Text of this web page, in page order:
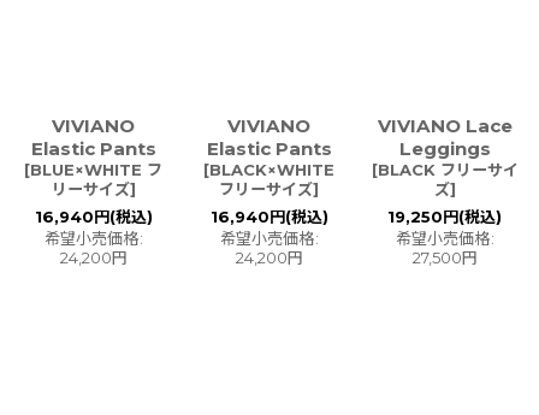
VIVIANO
Elastic Pants
[BLUE×WHITE フ
リーサイズ]
16,940円(税込)
希望小売価格:
24,200円
VIVIANO
Elastic Pants
[BLACK×WHITE
フリーサイズ]
16,940円(税込)
希望小売価格:
24,200円
VIVIANO Lace
Leggings
[BLACK フリーサイ
ズ]
19,250円(税込)
希望小売価格:
27,500円